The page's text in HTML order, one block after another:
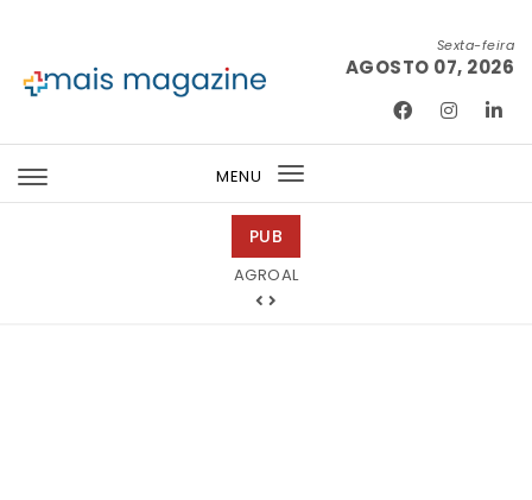
Sexta-feira
AGOSTO 07, 2026
MENU
Toggle
PUB
Abreu Advogados